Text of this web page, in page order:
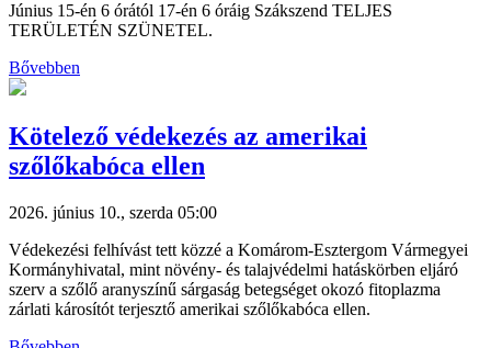
Június 15-én 6 órától 17-én 6 óráig Szákszend TELJES
TERÜLETÉN SZÜNETEL.
Bővebben
Kötelező védekezés az amerikai
szőlőkabóca ellen
2026. június 10., szerda 05:00
Védekezési felhívást tett közzé a Komárom-Esztergom Vármegyei
Kormányhivatal, mint növény- és talajvédelmi hatáskörben eljáró
szerv a szőlő aranyszínű sárgaság betegséget okozó fitoplazma
zárlati károsítót terjesztő amerikai szőlőkabóca ellen.